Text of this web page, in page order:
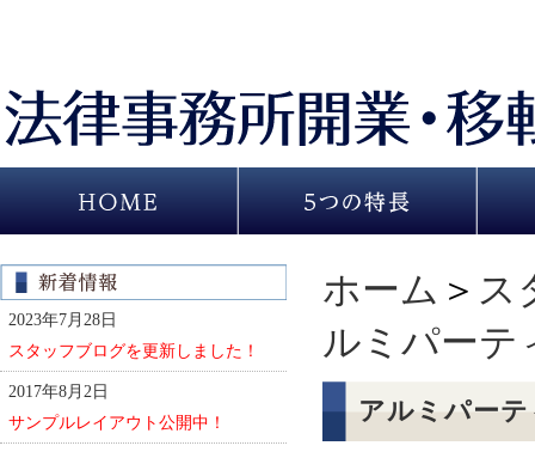
ホーム ＞ ス
ルミパーテ
アルミパー
2023年7月28日
スタッフブログを更新しました！
2017年8月2日
サンプルレイアウト公開中！